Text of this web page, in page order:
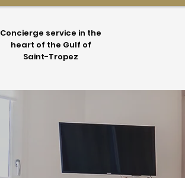
Concierge service in the
heart of the Gulf of
Saint-Tropez